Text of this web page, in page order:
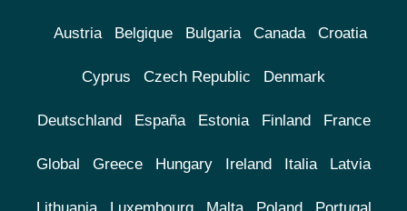
Austria Belgique Bulgaria Canada Croatia
Cyprus Czech Republic Denmark
Deutschland España Estonia Finland France
Global Greece Hungary Ireland Italia Latvia